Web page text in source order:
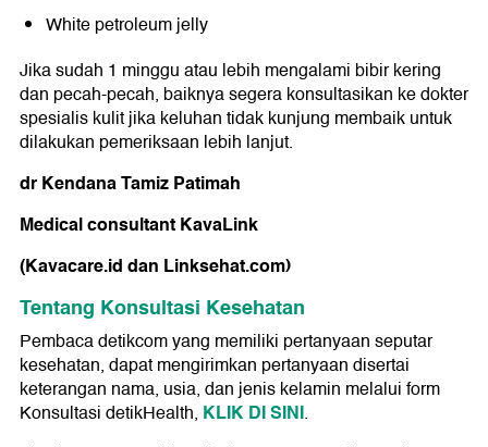
White petroleum jelly
Jika sudah 1 minggu atau lebih mengalami bibir kering
dan pecah-pecah, baiknya segera konsultasikan ke dokter
spesialis kulit jika keluhan tidak kunjung membaik untuk
dilakukan pemeriksaan lebih lanjut.
dr Kendana Tamiz Patimah
Medical consultant KavaLink
(Kavacare.id dan Linksehat.com)
Tentang Konsultasi Kesehatan
Pembaca detikcom yang memiliki pertanyaan seputar
kesehatan, dapat mengirimkan pertanyaan disertai
keterangan nama, usia, dan jenis kelamin melalui form
Konsultasi detikHealth, KLIK DI SINI.